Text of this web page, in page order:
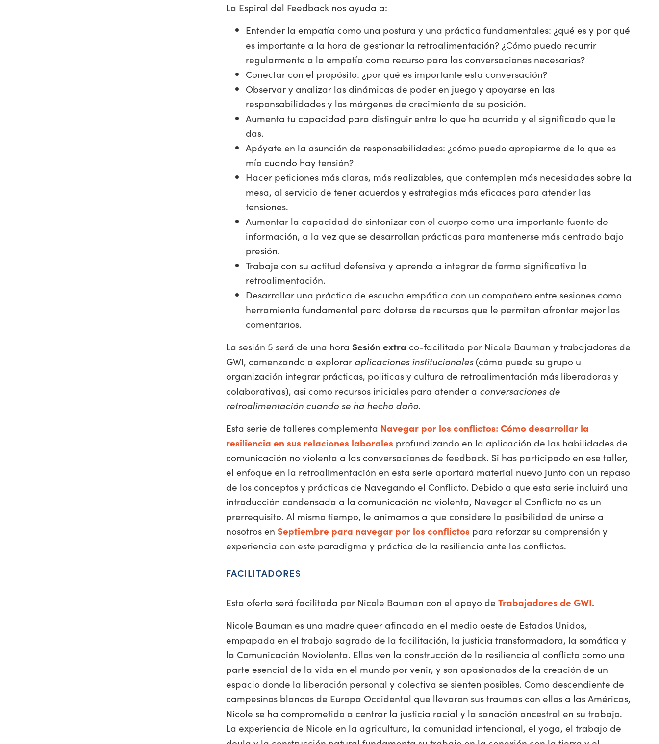
La Espiral del Feedback nos ayuda a:
Entender la empatía como una postura y una práctica fundamentales: ¿qué es y por qué
es importante a la hora de gestionar la retroalimentación? ¿Cómo puedo recurrir
regularmente a la empatía como recurso para las conversaciones necesarias?
Conectar con el propósito: ¿por qué es importante esta conversación?
Observar y analizar las dinámicas de poder en juego y apoyarse en las
responsabilidades y los márgenes de crecimiento de su posición.
Aumenta tu capacidad para distinguir entre lo que ha ocurrido y el significado que le
das.
Apóyate en la asunción de responsabilidades: ¿cómo puedo apropiarme de lo que es
mío cuando hay tensión?
Hacer peticiones más claras, más realizables, que contemplen más necesidades sobre la
mesa, al servicio de tener acuerdos y estrategias más eficaces para atender las
tensiones.
Aumentar la capacidad de sintonizar con el cuerpo como una importante fuente de
información, a la vez que se desarrollan prácticas para mantenerse más centrado bajo
presión.
Trabaje con su actitud defensiva y aprenda a integrar de forma significativa la
retroalimentación.
Desarrollar una práctica de escucha empática con un compañero entre sesiones como
herramienta fundamental para dotarse de recursos que le permitan afrontar mejor los
comentarios.
La sesión 5 será de una hora Sesión extra co-facilitado por Nicole Bauman y trabajadores de
GWI, comenzando a explorar aplicaciones institucionales(cómo puede su grupo u
organización integrar prácticas, políticas y cultura de retroalimentación más liberadoras y
colaborativas), así como recursos iniciales para atender a conversaciones de
retroalimentación cuando se ha hecho daño.
Esta serie de talleres complementa Navegar por los conflictos: Cómo desarrollar la
resiliencia en sus relaciones laborales profundizando en la aplicación de las habilidades de
comunicación no violenta a las conversaciones de feedback. Si has participado en ese taller,
el enfoque en la retroalimentación en esta serie aportará material nuevo junto con un repaso
de los conceptos y prácticas de Navegando el Conflicto. Debido a que esta serie incluirá una
introducción condensada a la comunicación no violenta, Navegar el Conflicto no es un
prerrequisito. Al mismo tiempo, le animamos a que considere la posibilidad de unirse a
nosotros en Septiembre para navegar por los conflictos para reforzar su comprensión y
experiencia con este paradigma y práctica de la resiliencia ante los conflictos.
FACILITADORES
Esta oferta será facilitada por Nicole Bauman con el apoyo deTrabajadores de GWI.
Nicole Bauman es una madre queer afincada en el medio oeste de Estados Unidos,
empapada en el trabajo sagrado de la facilitación, la justicia transformadora, la somática y
la Comunicación Noviolenta. Ellos ven la construcción de la resiliencia al conflicto como una
parte esencial de la vida en el mundo por venir, y son apasionados de la creación de un
espacio donde la liberación personal y colectiva se sienten posibles. Como descendiente de
campesinos blancos de Europa Occidental que llevaron sus traumas con ellos a las Américas,
Nicole se ha comprometido a centrar la justicia racial y la sanación ancestral en su trabajo.
La experiencia de Nicole en la agricultura, la comunidad intencional, el yoga, el trabajo de